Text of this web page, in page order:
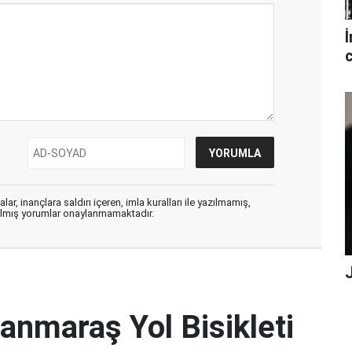
inançlara saldırı içeren, imla kuralları ile yazılmamış,
yorumlar onaylanmamaktadır.
Yol Bisikleti